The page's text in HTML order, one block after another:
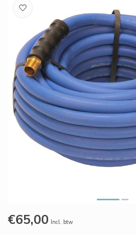
€65,00 Incl. btw